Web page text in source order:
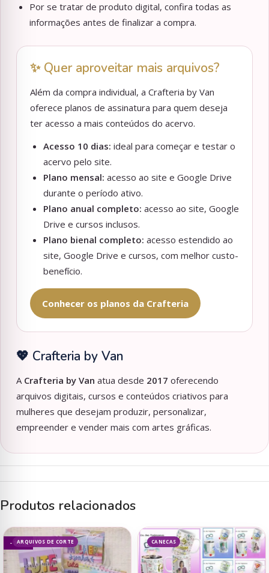
Por se tratar de produto digital, confira todas as
informações antes de finalizar a compra.
✨ Quer aproveitar mais arquivos?
Além da compra individual, a Crafteria by Van
oferece planos de assinatura para quem deseja
ter acesso a mais conteúdos do acervo.
Acesso 10 dias: ideal para começar e testar o
acervo pelo site.
Plano mensal: acesso ao site e Google Drive
durante o período ativo.
Plano anual completo: acesso ao site, Google
Drive e cursos inclusos.
Plano bienal completo: acesso estendido ao
site, Google Drive e cursos, com melhor custo-
benefício.
Conhecer os planos da Crafteria
💖 Crafteria by Van
A Crafteria by Van atua desde 2017 oferecendo
arquivos digitais, cursos e conteúdos criativos para
mulheres que desejam produzir, personalizar,
empreender e vender mais com artes gráficas.
Produtos relacionados
ARQUIVOS DE CORTE
- 80% CANECAS